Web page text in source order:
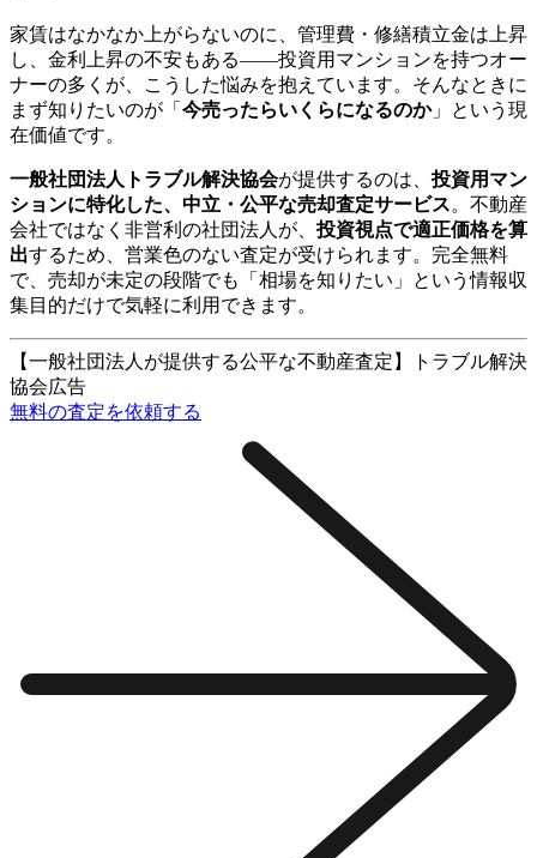
家賃はなかなか上がらないのに、管理費・修繕積立金は上昇
し、金利上昇の不安もある——投資用マンションを持つオー
ナーの多くが、こうした悩みを抱えています。そんなときに
まず知りたいのが「 今売ったらいくらになるのか」という現
在価値です。
一般社団法人トラブル解決協会が提供するのは、投資用マン
ションに特化した、中立・公平な売却査定サービス。不動産
会社ではなく非営利の社団法人が、投資視点で適正価格を算
出するため、営業色のない査定が受けられます。完全無料
で、売却が未定の段階でも「相場を知りたい」という情報収
集目的だけで気軽に利用できます。
【一般社団法人が提供する公平な不動産査定】トラブル解決
協会広告
無料の査定を依頼する